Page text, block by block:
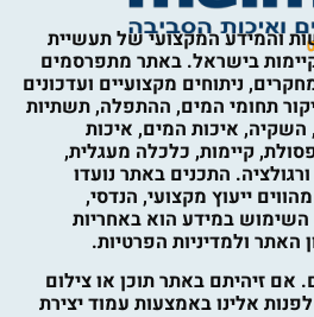
והמידע המקצועי של תעשיית
בישראל. באתר מתפרסמים
ניתוחים מקצועיים ועדכונים
תחומי המים, ההתפלה, תשתיות
השקיה, איכות המים, איכות
קיימות, כלכלה מעגלית,
התכנים באתר נועדו
ייעוץ מקצועי, הנדסי,
במידע הוא באחריות
ולמדיניות הפרטיות.
אם זיהיתם באתר תוכן או צילום
אלינו באמצעות עמוד יצירת